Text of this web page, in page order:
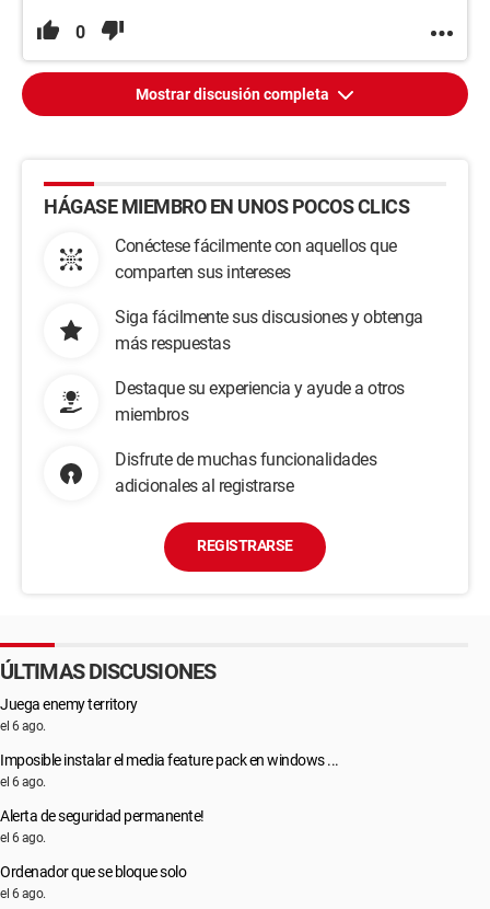
0
Mostrar discusión completa
HÁGASE MIEMBRO EN UNOS POCOS CLICS
Conéctese fácilmente con aquellos que
comparten sus intereses
Siga fácilmente sus discusiones y obtenga
más respuestas
Destaque su experiencia y ayude a otros
miembros
Disfrute de muchas funcionalidades
adicionales al registrarse
REGISTRARSE
ÚLTIMAS DISCUSIONES
Juega enemy territory
el 6 ago.
Imposible instalar el media feature pack en windows ...
el 6 ago.
Alerta de seguridad permanente!
el 6 ago.
Ordenador que se bloque solo
el 6 ago.